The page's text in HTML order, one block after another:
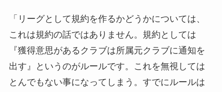
「リーグとして規約を作るかどうかについては、
これは規約の話ではありません。規約としては
『獲得意思があるクラブは所属元クラブに通知を
出す』というのがルールです。これを無視しては
とんでもない事になってしまう。すでにルールは